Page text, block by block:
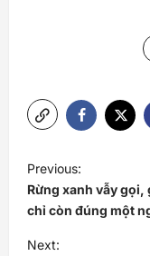
o
s
t
Previous:
Rừng xanh vẫy gọi,
chỉ còn đúng một
Next: